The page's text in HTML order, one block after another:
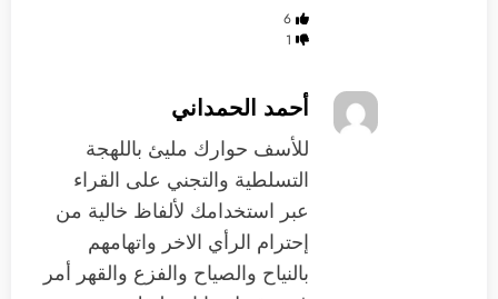
6
1
أحمد الحمداني
للأسف حوارك مليئ باللهجة
التسلطية والتجني على القراء
عبر استخدامك لألفاظ خالية من
إحترام الرأي الاخر واتهامهم
بالنياح والصياح والفزع والقهر أمر